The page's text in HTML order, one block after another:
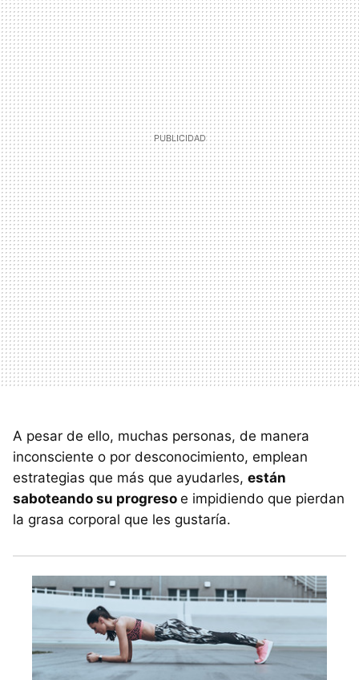
A pesar de ello, muchas personas, de manera
inconsciente o por desconocimiento, emplean
estrategias que más que ayudarles, están
saboteando su progreso e impidiendo que pierdan
la grasa corporal que les gustaría.